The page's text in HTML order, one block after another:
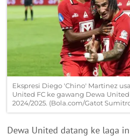
Ekspresi Diego 'Chino' Martinez
United FC ke gawang Dewa United
2024/2025. (Bola.com/Gatot
Dewa United datang ke laga